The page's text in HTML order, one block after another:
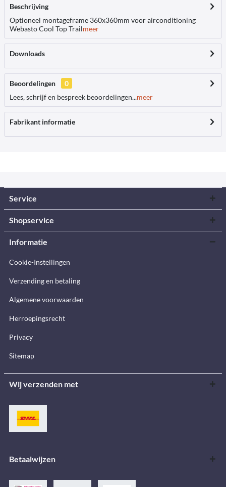
Beschrijving
Optioneel montageframe 360x360mm voor airconditioning
Webasto Cool Top Trailmeer
Downloads
Beoordelingen
0
Lees, schrijf en bespreek beoordelingen...meer
Fabrikant informatie
Service
Shopservice
Informatie
Cookie-Instellingen
Verzending en betaling
Algemene voorwaarden
Herroepingsrecht
Privacy
Sitemap
Wij verzenden met
Betaalwijzen